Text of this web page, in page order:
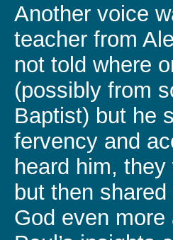
Another voice
teacher from
not told where
(possibly from
Baptist) but he
fervency and
heard him,
but then
God even